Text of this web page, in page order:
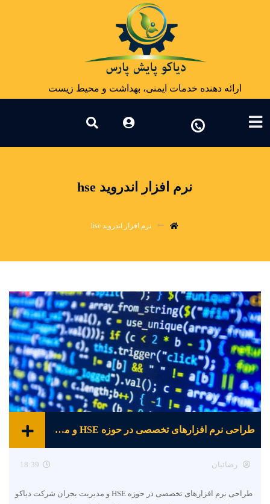
ارائه دهنده خدمات ایمنی، بهداشت و محیط زیست
نرم افزار اندروید hse
نرم افزار اندروید hse
طراحی نرم افزارهای تخصصی در حوزه HSE و مدیریت بحران
رضائیان 18:39
طراحی نرم افزارهای تخصصی در حوزه HSE و مدیریت بحران شرکت دیاکو